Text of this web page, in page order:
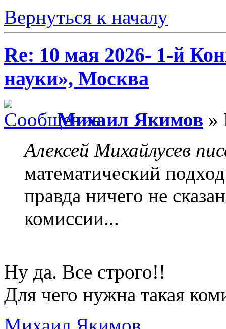
Вернуться к началу
Re: 10 мая 2026- 1-й
науки», Москва
Михаил Якимов »
Алексей Михайлусев
математический
правда ничего не
комиссии...
Ну да. Все строго!!
Для чего нужна такая